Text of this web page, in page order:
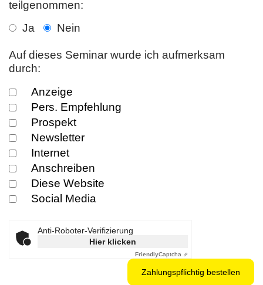
teilgenommen:
Ja
Nein
Auf dieses Seminar wurde ich aufmerksam
durch:
Anzeige
Pers. Empfehlung
Prospekt
Newsletter
Internet
Anschreiben
Diese Website
Social Media
Anti-Roboter-Verifizierung
Hier klicken
FriendlyCaptcha ⇗